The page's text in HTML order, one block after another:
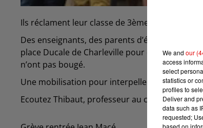
Ils réclament leur classe de 3ème.
Des enseignants, des parents d’élèves et des
place Ducale de Charleville pour dénoncer la
n’ont pas bougé.
Une mobilisation pour interpeller le grand
Ecoutez Thibaut, professeur au collège Jean
We and our
access
select
statistics or
profiles to
Deliver and
data such as
requested;
based on